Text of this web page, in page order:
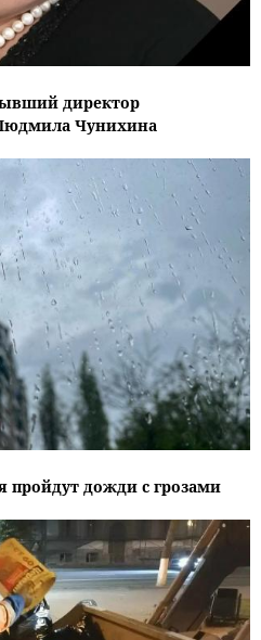
директор
Чунихина
пройдут дожди с грозами